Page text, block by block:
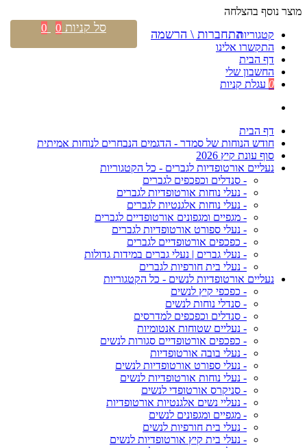
מוצר נוסף בהצלחה
קטגוריות
התקשרו אלינו
דף הבית
החשבון שלי
0 עגלת קניות
דף הבית
חודש הנוחות של סמדר - הדגמים הנבחרים לנוחות אמיתית
סוף עונת קיץ 2026
נעליים אורטופדיות לגברים - כל הקטגוריות
- סנדלים וכפכפים לגברים
- נעלי נוחות אורטופדיות לגברים
- נעלי נוחות אלגנטיות לגברים
- מגפיים ומגפונים אורטופדיים לגברים
- נעלי ספורט אורטופדיות לגברים
- כפכפים אורטופדיים לגברים
- נעלי גברים | נעלי גברים במידות גדולות
- נעלי בית חורפיות לגברים
נעליים אורטופדיות לנשים - כל הקטגוריות
- כפכפי קיץ לנשים
- סנדלי נוחות לנשים
- סנדלים וכפכפים למדרסים
- נעליים שטוחות אנטומיות
- כפכפים אורטופדיים סגורות לנשים
- נעלי בובה אורטופדיות
- נעלי ספורט אורטופדיות לנשים
- נעלי נוחות אורטופדיות לנשים
- סניקרס אורטופדי לנשים
- נעליי נשים אלגנטיות אורטופדיות
- מגפיים ומגפונים לנשים
- נעלי בית חורפיות לנשים
- נעלי בית קיץ אורטופדיות לנשים
התחברות \ הרשמה סל קניות 0
0